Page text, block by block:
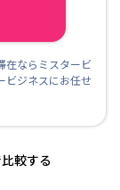
在ならミスタービ
ビジネスにお任せ
較する